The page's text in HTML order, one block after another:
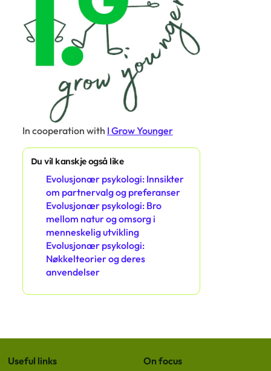
In cooperation with I Grow Younger
Du vil kanskje også like
Evolusjonær psykologi: Innsikter
om partnervalg og preferanser
Evolusjonær psykologi: Bro
mellom natur og omsorg i
menneskelig utvikling
Evolusjonær psykologi:
Nøkkelteorier og deres
anvendelser
Useful links
On focus